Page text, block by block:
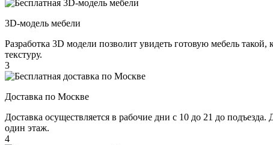
3D-модель мебели
Разработка 3D модели позволит увидеть готовую мебель
текстуру.
3
Доставка по Москве
Доставка осуществляется в рабочие дни с 10 до 21 до
один этаж.
4